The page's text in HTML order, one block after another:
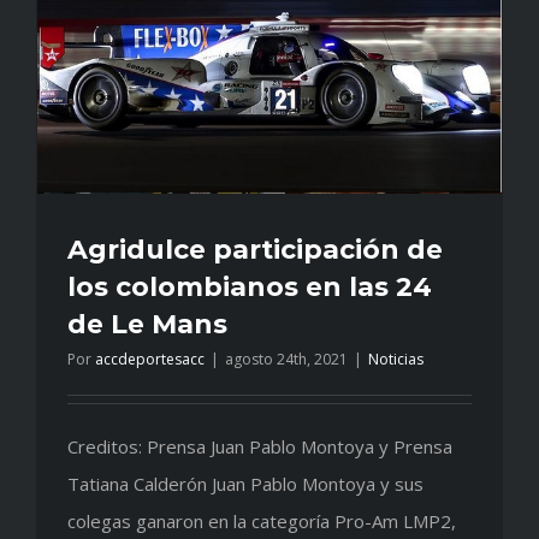
Agridulce participación de
los colombianos en las 24
de Le Mans
Por accdeportesacc | agosto 24th, 2021 | Noticias
Creditos: Prensa Juan Pablo Montoya y Prensa
Tatiana Calderón Juan Pablo Montoya y sus
colegas ganaron en la categoría Pro-Am LMP2,